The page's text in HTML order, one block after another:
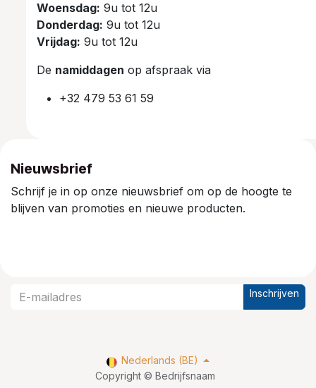
Woensdag: 9u tot 12u
Donderdag: 9u tot 12u
Vrijdag: 9u tot 12u
De namiddagen op afspraak via
+32 479 53 61 59
Nieuwsbrief
Schrijf je in op onze nieuwsbrief om op de hoogte te
blijven van promoties en nieuwe producten.
Inschrijven
Copyright © Bedrijfsnaam
Nederlands (BE)